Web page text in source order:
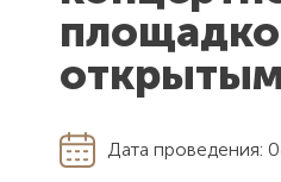
Дата проведения: